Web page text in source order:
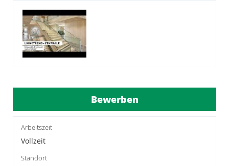
Bewerben
Arbeitszeit
Vollzeit
Standort